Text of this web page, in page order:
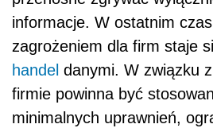
informacje. W ostatnim
zagrożeniem dla firm staje
handel danymi. W związku
firmie powinna być
minimalnych uprawnień,